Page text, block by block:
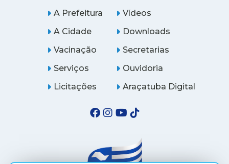
A Prefeitura
A Cidade
Vídeos
Downloads
Vacinação
Serviços
Licitações
Secretarias
Ouvidoria
Araçatuba Digital